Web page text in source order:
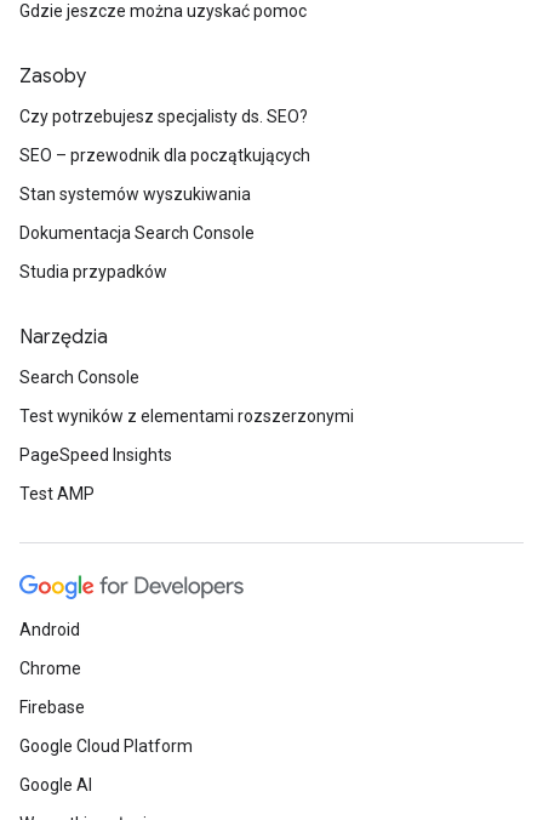
Gdzie jeszcze można uzyskać pomoc
Zasoby
Czy potrzebujesz specjalisty ds. SEO?
SEO – przewodnik dla początkujących
Stan systemów wyszukiwania
Dokumentacja Search Console
Studia przypadków
Narzędzia
Search Console
Test wyników z elementami rozszerzonymi
PageSpeed Insights
Test AMP
Android
Chrome
Firebase
Google Cloud Platform
Google AI